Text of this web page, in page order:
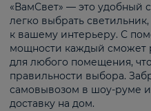
«ВамСвет» — это удобный
легко выбрать
к вашему интерьеру. С
мощности каждый сможет
для любого помещения,
правильности выбора.
самовывозом в шоу-руме
доставку на дом.